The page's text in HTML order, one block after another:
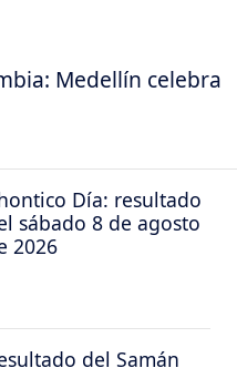
Medellín celebra
Día: resultado
sábado 8 de agosto
2026
del Samán